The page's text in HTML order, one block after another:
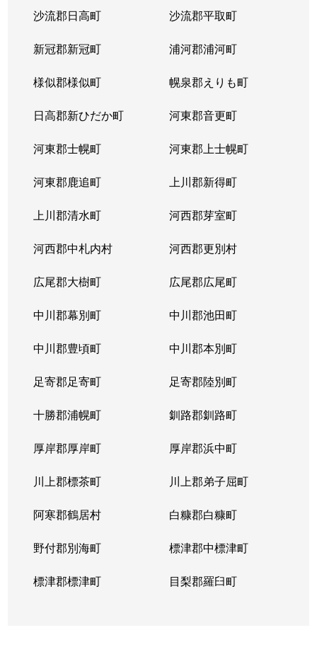
沙流郡日高町 沙流郡平取町
新冠郡新冠町 浦河郡浦河町
様似郡様似町 幌泉郡えりも町
日高郡新ひだか町 河東郡音更町
河東郡士幌町 河東郡上士幌町
河東郡鹿追町 上川郡新得町
上川郡清水町 河西郡芽室町
河西郡中札内村 河西郡更別村
広尾郡大樹町 広尾郡広尾町
中川郡幕別町 中川郡池田町
中川郡豊頃町 中川郡本別町
足寄郡足寄町 足寄郡陸別町
十勝郡浦幌町 釧路郡釧路町
厚岸郡厚岸町 厚岸郡浜中町
川上郡標茶町 川上郡弟子屈町
阿寒郡鶴居村 白糠郡白糠町
野付郡別海町 標津郡中標津町
標津郡標津町 目梨郡羅臼町